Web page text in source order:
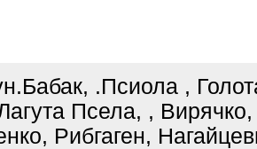
.Псиола ,
Псела, , Вирячко,
Рибгаген,